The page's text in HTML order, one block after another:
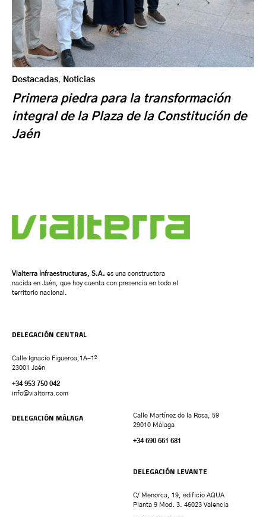
Destacadas, Noticias
Primera piedra para la transformación
integral de la Plaza de la Constitución de
Jaén
Vialterra Infraestructuras, S.A. es una constructora
nacida en Jaén, que hoy cuenta con presencia en todo el
territorio nacional.
DELEGACIÓN CENTRAL
Calle Ignacio Figueroa,1A-1º
23001 Jaén
+34 953 750 042
info@vialterra.com
DELEGACIÓN MÁLAGA
Calle Martínez de la Rosa, 59
29010 Málaga
+34 690 661 681
DELEGACIÓN LEVANTE
C/ Menorca, 19, edificio AQUA
Planta 9 Mod. 3. 46023 Valencia